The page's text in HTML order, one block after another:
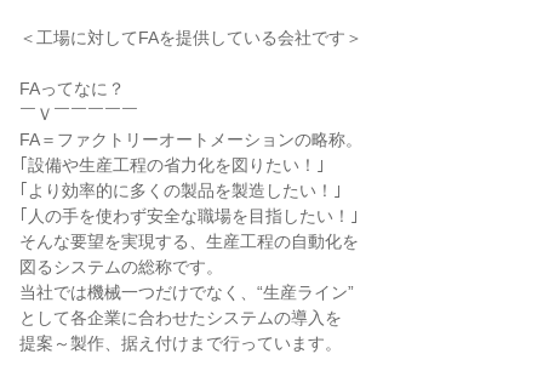
＜工場に対してFAを提供している会社です＞
FAってなに？
￣Ｖ￣￣￣￣￣
FA＝ファクトリーオートメーションの略称。
｢設備や生産工程の省力化を図りたい！｣
｢より効率的に多くの製品を製造したい！｣
｢人の手を使わず安全な職場を目指したい！｣
そんな要望を実現する、生産工程の自動化を
図るシステムの総称です。
当社では機械一つだけでなく、“生産ライン”
として各企業に合わせたシステムの導入を
提案～製作、据え付けまで行っています。